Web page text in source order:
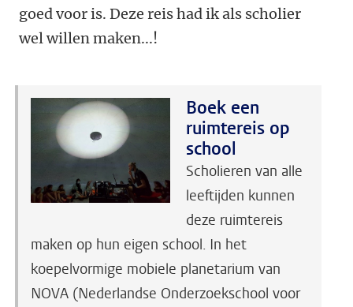
goed voor is. Deze reis had ik als scholier
wel willen maken...!
Boek een
ruimtereis op
school
Scholieren van alle
leeftijden kunnen
deze ruimtereis
maken op hun eigen school. In het
koepelvormige mobiele planetarium van
NOVA (Nederlandse Onderzoekschool voor